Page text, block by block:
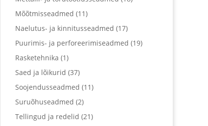
Mõõtmisseadmed (11)
Naelutus- ja kinnitusseadmed (17)
Puurimis- ja perforeerimiseadmed (19)
Rasketehnika (1)
Saed ja lõikurid (37)
Soojendusseadmed (11)
Suruõhuseadmed (2)
Tellingud ja redelid (21)